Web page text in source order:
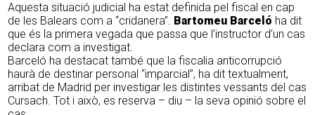
Aquesta situació judicial ha estat definida pel fiscal en cap
de les Balears com a “cridanera”. Bartomeu Barceló ha dit
que és la primera vegada que passa que l’instructor d’un cas
declara com a investigat.
Barceló ha destacat també que la fiscalia anticorrupció
haurà de destinar personal “imparcial”, ha dit textualment,
arribat de Madrid per investigar les distintes vessants del cas
Cursach. Tot i això, es reserva – diu – la seva opinió sobre el